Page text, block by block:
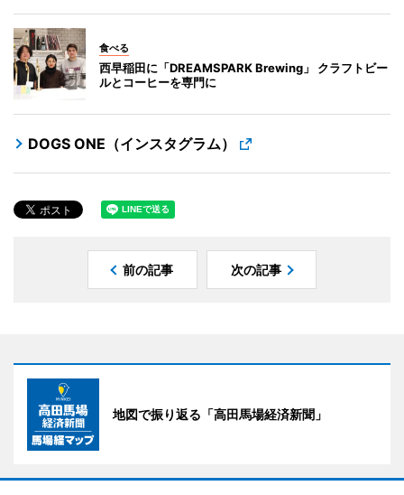
食べる
西早稲田に「DREAMSPARK Brewing」 クラフトビー
ルとコーヒーを専門に
DOGS ONE（インスタグラム）
前の記事 次の記事
地図で振り返る「高田馬場経済新聞」